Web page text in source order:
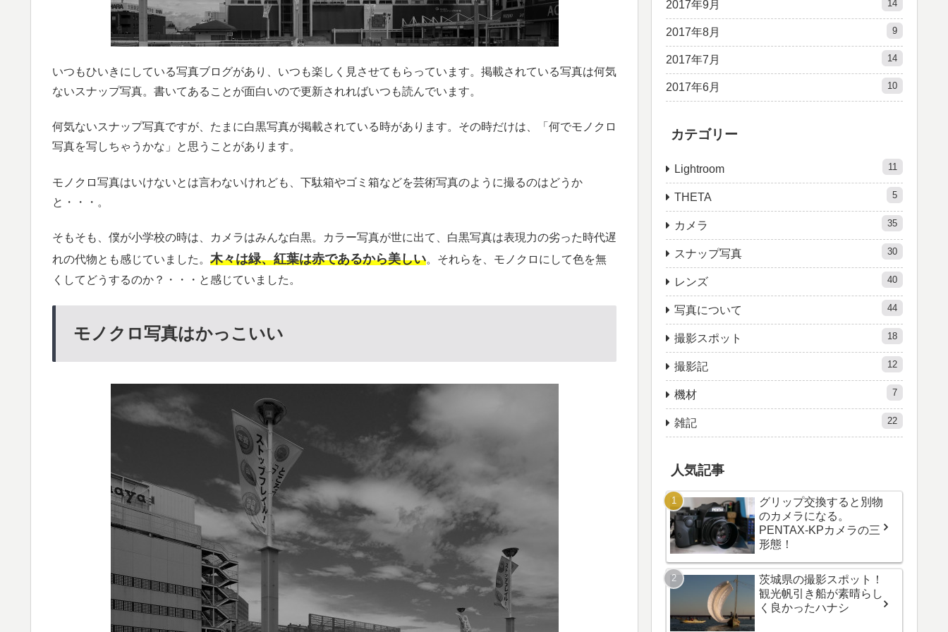
いつもひいきにしている写真ブログがあり、いつも楽しく見させてもらっています。掲載されている写真は何気
ないスナップ写真。書いてあることが面白いので更新されればいつも読んでいます。
何気ないスナップ写真ですが、たまに白黒写真が掲載されている時があります。その時だけは、「何でモノクロ
写真を写しちゃうかな」と思うことがあります。
モノクロ写真はいけないとは言わないけれども、下駄箱やゴミ箱などを芸術写真のように撮るのはどうか
と・・・。
そもそも、僕が小学校の時は、カメラはみんな白黒。カラー写真が世に出て、白黒写真は表現力の劣った時代遅
れの代物とも感じていました。 木々は緑、紅葉は赤であるから美しい。それらを、モノクロにして色を無
くしてどうするのか？・・・と感じていました。
モノクロ写真はかっこいい
2017年9月 14
2017年8月 9
2017年7月 14
2017年6月 10
カテゴリー
Lightroom 11
THETA 5
カメラ 35
スナップ写真 30
レンズ 40
写真について 44
撮影スポット 18
撮影記 12
機材 7
雑記 22
人気記事
グリップ交換すると別物
のカメラになる。
PENTAX-KPカメラの三
形態！
茨城県の撮影スポット！
観光帆引き船が素晴らし
く良かったハナシ